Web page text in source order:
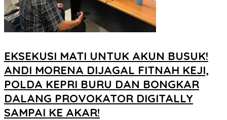
EKSEKUSI MATI UNTUK AKUN BUSUK!
ANDI MORENA DIJAGAL FITNAH KEJI,
POLDA KEPRI BURU DAN BONGKAR
DALANG PROVOKATOR DIGITALLY
SAMPAI KE AKAR!